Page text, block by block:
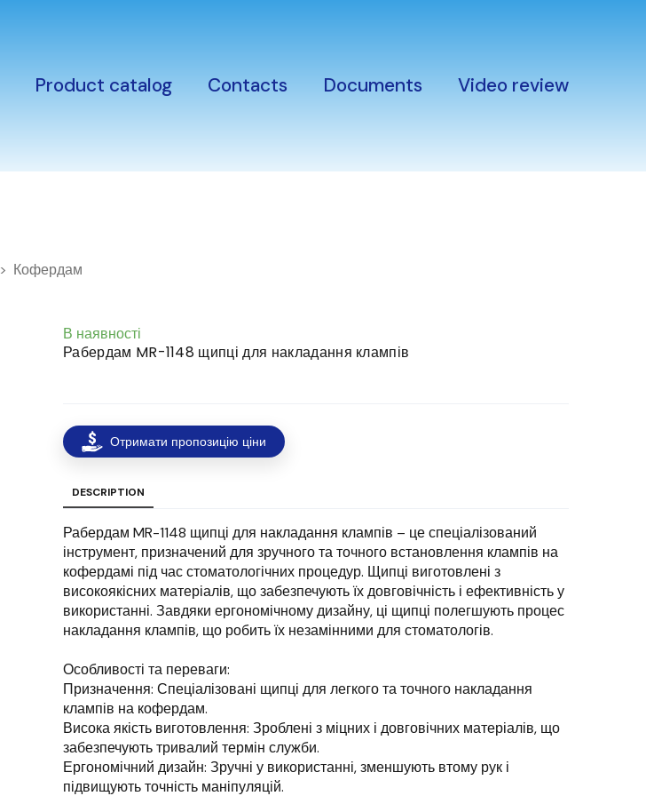
Product catalog Contacts Documents Video review
Кофердам
В наявності
Рабердам MR-1148 щипці для накладання клампів
Отримати пропозицію ціни
DESCRIPTION
Рабердам MR-1148 щипці для накладання клампів – це спеціалізований
інструмент, призначений для зручного та точного встановлення клампів на
кофердамі під час стоматологічних процедур. Щипці виготовлені з
високоякісних матеріалів, що забезпечують їх довговічність і ефективність у
використанні. Завдяки ергономічному дизайну, ці щипці полегшують процес
накладання клампів, що робить їх незамінними для стоматологів.
Особливості та переваги:
Призначення: Спеціалізовані щипці для легкого та точного накладання
клампів на кофердам.
Висока якість виготовлення: Зроблені з міцних і довговічних матеріалів, що
забезпечують тривалий термін служби.
Ергономічний дизайн: Зручні у використанні, зменшують втому рук і
підвищують точність маніпуляцій.